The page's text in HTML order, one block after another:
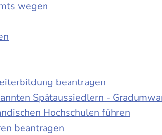
wegen
beantragen
Spätaussiedlern -
Hochschulen führen
beantragen